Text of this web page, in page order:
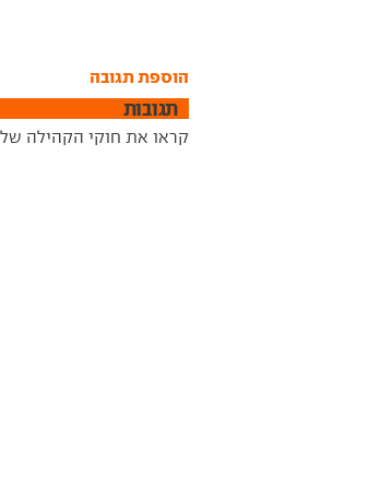
הוספת תגובה
תגובות
קראו את חוקי הקהילה